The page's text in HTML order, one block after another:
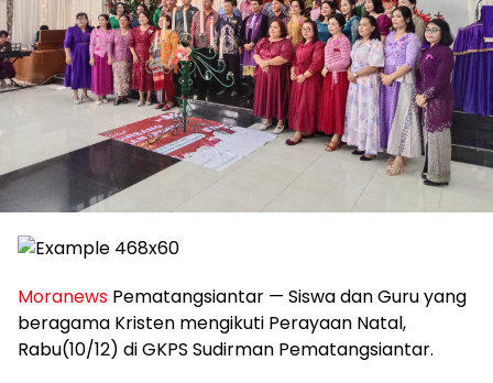
Moranews Pematangsiantar — Siswa dan Guru yang
beragama Kristen mengikuti Perayaan Natal,
Rabu(10/12) di GKPS Sudirman Pematangsiantar.